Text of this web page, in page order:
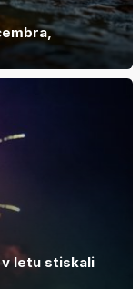
v letu stiskali